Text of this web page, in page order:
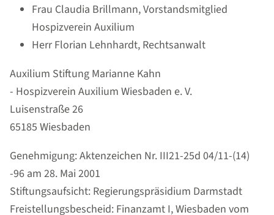
Frau Claudia Brillmann, Vorstandsmitglied
Hospizverein Auxilium
Herr Florian Lehnhardt, Rechtsanwalt
Auxilium Stiftung Marianne Kahn
- Hospizverein Auxilium Wiesbaden e. V.
Luisenstraße 26
65185 Wiesbaden
Genehmigung: Aktenzeichen Nr. III21-25d 04/11-(14)
-96 am 28. Mai 2001
Stiftungsaufsicht: Regierungspräsidium Darmstadt
Freistellungsbescheid: Finanzamt I, Wiesbaden vom